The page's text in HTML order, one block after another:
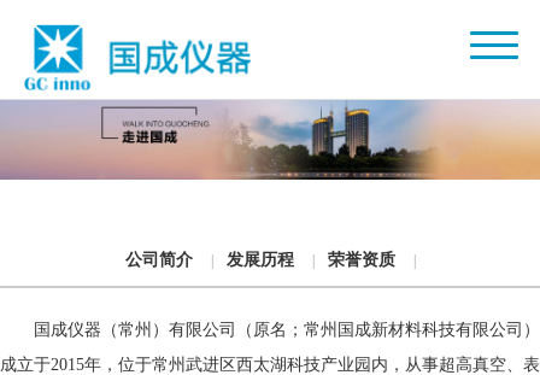
公司简介 | 发展历程 | 荣誉资质 |
国成仪器（常州）有限公司（原名；常州国成新材料科技有限公司）
成立于2015年，位于常州武进区西太湖科技产业园内，从事超高真空、表